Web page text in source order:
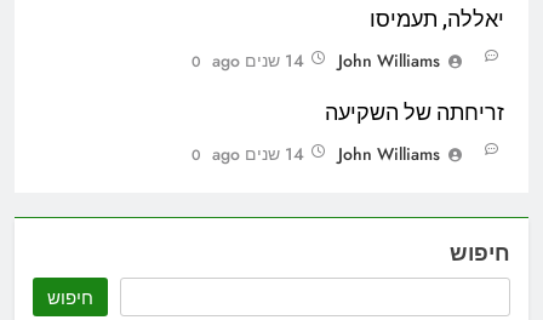
יאללה, תעמיסו
John Williams
14 שנים ago 0
זריחתה של השקיעה
John Williams
14 שנים ago 0
חיפוש
חיפוש